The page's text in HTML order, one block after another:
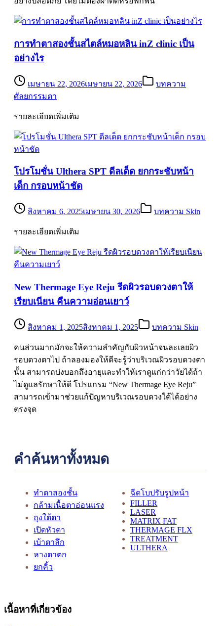
การทำตาสองชั้นสไตล์หมอหลิน inZ clinic เป็น
อย่างไร
เมษายน 22, 2026เมษายน 22, 2026
บทความ
ศัลยกรรมตา
รายละเอียดเพิ่มเติม
โปรโมชั่น Ulthera SPT ดีลเด็ด ยกกระชับหน้า
เด็ก กรอบหน้าชัด
สิงหาคม 6, 2025เมษายน 30, 2026 บทความ Skin
รายละเอียดเพิ่มเติม
New Thermage Eye Reju รีดผิวรอบดวงตาให้
เรียบเนียน คืนความอ่อนเยาว์
สิงหาคม 1, 2025สิงหาคม 1, 2025 บทความ Skin
คนส่วนมากมักจะให้ความสำคัญกับผิวหน้าจนละเลยผิว
รอบดวงตาไป ถ้าลองมองให้ดีจะรู้ว่าบริเวณผิวรอบดวงตา
นั้น สามารถบ่งบอกถึงอายุและทำให้เราดูแก่กว่าวัยได้ถ้า
ไม่ดูแลรักษาให้ดี โปรแกรม “New Thermage Eye Reju”
สามารถเข้ามาช่วยแก้ปัญหาบริเวณรอบดวงใต้ได้อย่าง
ตรงจุด
คำค้นหาทั้งหมด
ทำตาสองชั้น
กล้ามเนื้อตาอ่อนแรง
ถุงใต้ตา
เปิดหัวตา
เบ้าตาลึก
หางตาตก
ยกคิ้ว
ฉีดโบปรับรูปหน้า
FILLER
LASER
MATRIX FAT
THERMAGE FLX
TREATMENT
ULTHERA
เนื้อหาที่เกี่ยวข้อง